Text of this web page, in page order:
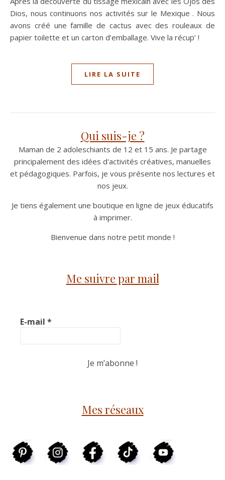
Dios, nous continuons nos activités sur le Mexique . Nous
avons créé une famille de cactus avec des rouleaux de
papier toilette et un carton d’emballage. Vive la récup’ !
LIRE LA SUITE
Qui suis-je ?
Maman de 2 adoleschiants de 12 et 15 ans. Je partage
principalement des idées d'activités créatives, manuelles
et pédagogiques. Parfois, je vous présente nos lectures et
nos jeux.
Je tiens également une boutique en ligne de jeux éducatifs
à imprimer.
Bienvenue dans notre petit monde !
Me suivre par mail
E-mail *
Mes réseaux